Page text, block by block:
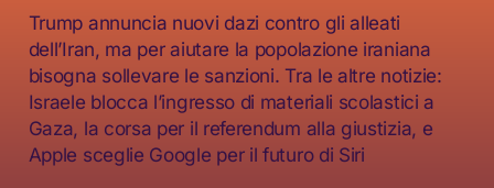
Trump annuncia nuovi dazi contro gli alleati
dell’Iran, ma per aiutare la popolazione iraniana
bisogna sollevare le sanzioni. Tra le altre notizie:
Israele blocca l’ingresso di materiali scolastici a
Gaza, la corsa per il referendum alla giustizia, e
Apple sceglie Google per il futuro di Siri